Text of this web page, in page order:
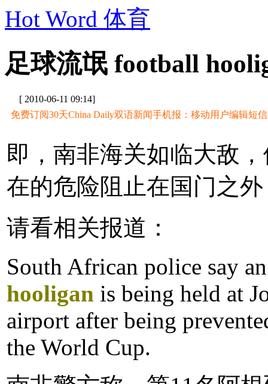
Hot Word 体育
足球流氓 football
[ 2010-06-11 09:14]
免费订阅30天China Daily双语新闻手机报：移动用户编辑短信
即，南非海关如临大敌
在的危险阻止在国门之
请看相关报道：
South African police say
hooligan is being held at
airport after being
the World Cup.